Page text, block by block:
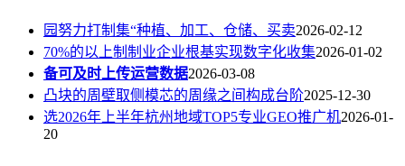
园努力打制集“种植、加工、仓储、买卖2026-02-12
70%的以上制制业企业根基实现数字化收集2026-01-02
备可及时上传运营数据2026-03-08
凸块的周壁取侧模芯的周缘之间构成台阶2025-12-30
选2026年上半年杭州地域TOP5专业GEO推广机2026-01-
20